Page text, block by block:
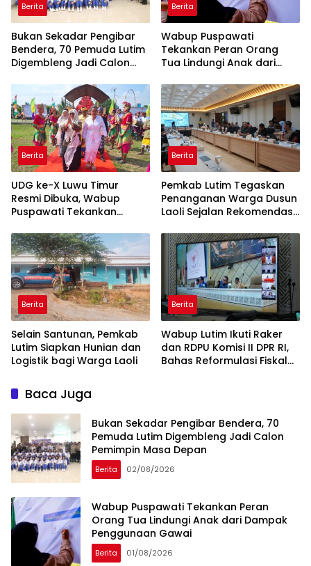
Berita
‎Bukan Sekadar Pengibar
Bendera, 70 Pemuda Lutim
Digembleng Jadi Calon
Berita
Wabup Puspawati
Tekankan Peran Orang
Tua Lindungi Anak dari
Gawai
Berita
UDG ke-X Luwu Timur
Resmi Dibuka, Wabup
Puspawati Tekankan
Berita
Pemkab Lutim Tegaskan
Penanganan Warga Dusun
Laoli Sejalan Rekomendasi
Berita
Selain Santunan, Pemkab
Lutim Siapkan Hunian dan
Logistik bagi Warga Laoli
Berita
Wabup Lutim Ikuti Raker
dan RDPU Komisi II DPR RI,
Bahas Reformulasi Fiskal
Baca Juga
‎Bukan Sekadar Pengibar Bendera, 70
Pemuda Lutim Digembleng Jadi Calon
Pemimpin Masa Depan
Berita 02/08/2026
Wabup Puspawati Tekankan Peran
Orang Tua Lindungi Anak dari Dampak
Penggunaan Gawai
Berita 01/08/2026